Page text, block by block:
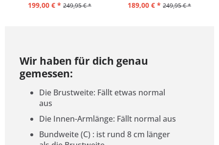
199,00 € * 249,95 € * 189,00 € * 249,95 € *
Wir haben für dich genau
gemessen:
Die Brustweite: Fällt etwas normal
aus
Die Innen-Armlänge: Fällt normal aus
Bundweite (C) : ist rund 8 cm länger